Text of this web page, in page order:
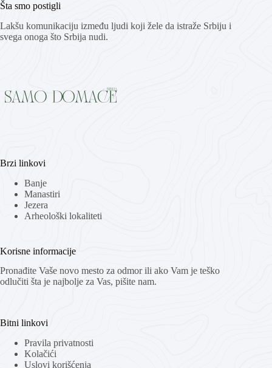
Šta smo postigli
Lakšu komunikaciju između ljudi koji žele da istraže Srbiju i
svega onoga što Srbija nudi.
Brzi linkovi
Banje
Manastiri
Jezera
Arheološki lokaliteti
Korisne informacije
Pronađite Vaše novo mesto za odmor ili ako Vam je teško
odlučiti šta je najbolje za Vas, pišite nam.
Bitni linkovi
Pravila privatnosti
Kolačići
Uslovi korišćenja